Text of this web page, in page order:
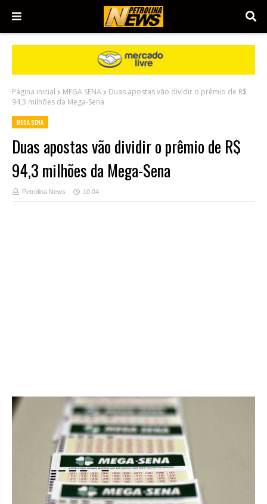
Página inicial MEGA SENA
Duas apostas vão dividir o prêmio de R$
94,3 milhões da Mega-Sena
MEGA SENA
Duas apostas vão dividir o prêmio de R$
94,3 milhões da Mega-Sena
Petrolina News 10:04